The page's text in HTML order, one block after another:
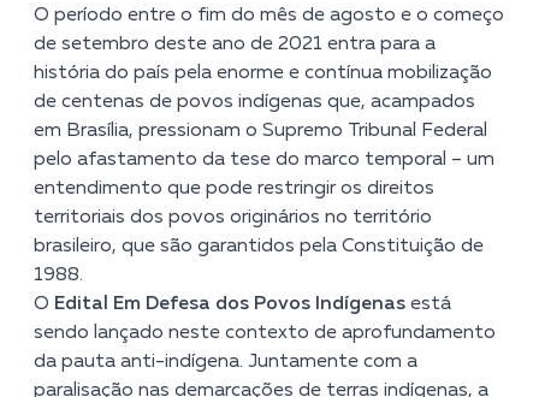
O período entre o fim do mês de agosto e o começo
de setembro deste ano de 2021 entra para a
história do país pela enorme e contínua mobilização
de centenas de povos indígenas que, acampados
em Brasília, pressionam o Supremo Tribunal Federal
pelo afastamento da tese do marco temporal – um
entendimento que pode restringir os direitos
territoriais dos povos originários no território
brasileiro, que são garantidos pela Constituição de
1988.
O Edital Em Defesa dos Povos Indígenas está
sendo lançado neste contexto de aprofundamento
da pauta anti-indígena. Juntamente com a
paralisação nas demarcações de terras indígenas, a